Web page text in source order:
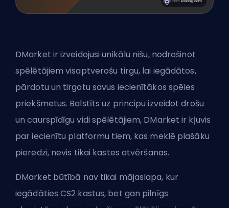
DMarket ir izveidojusi unikālu nišu, nodrošinot
spēlētājiem visaptverošu tirgu, lai iegādātos,
pārdotu un tirgotu savus iecienītākos spēles
priekšmetus. Balstīts uz principu izveidot drošu
un caurspīdīgu vidi spēlētājiem, DMarket ir kļuvis
par iecienītu platformu tiem, kas meklē plašāku
pieredzi, nevis tikai kastes atvēršanas.
DMarket būtībā nav tikai mājaslapa, kur
iegādāties CS2 kastus, bet gan pilnīgs